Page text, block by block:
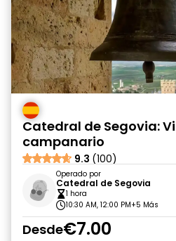
Catedral de Segovia:
campanario
9.3 (100)
Operado por
Catedral de Segovia
1 hora
10:30 AM, 12:00 PM+5 Más
Desde€7.00